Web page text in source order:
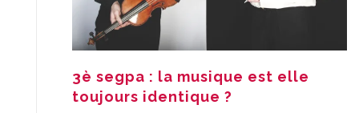
3è segpa : la musique est elle
toujours identique ?